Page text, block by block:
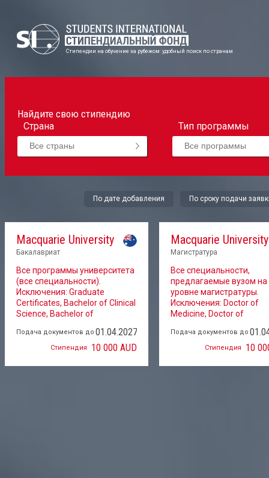
Стипендии на обучение за рубежом: удобный поиск по странам
Найдите свою стипендию
Страна
Все страны
Тип программы
Все программы
По дате добавления По сроку подачи
Macquarie University
Бакалавриат
Все программы университета
(все специальности).
Исключения: Graduate
Certificates, Bachelor of Clinical
Science​, Bachelor of
(Honours).
Подача документов до 01.04.2027
Стипендия 10 000 AUD
Macquarie University
Магистратура
Все специальности,
предлагаемые вузом на
уровне магистратуры.
Исключения: Doctor of
Medicine​, Doctor of
Clinical Audiology​,
Clinical Psychology,
Master of Organisational
Подача документов до
Стипендия 10